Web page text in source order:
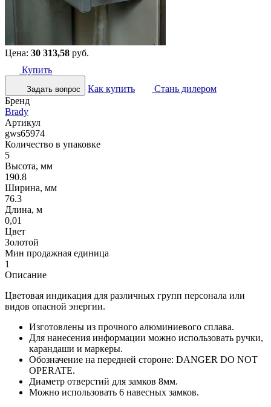
Цена: 30 313,58 руб.
Купить
Задать вопрос Как купить
Стань дилером
Бренд
Brady
Артикул
gws65974
Количество в упаковке
5
Высота, мм
190.8
Ширина, мм
76.3
Длина, м
0,01
Цвет
Золотой
Мин продажная единица
1
Описание
Цветовая индикация для различных групп персонала или
видов опасной энергии.
Изготовлены из прочного алюминиевого сплава.
Для нанесения информации можно использовать ручки,
карандаши и маркеры.
Обозначение на передней стороне: DANGER DO NOT
OPERATE.
Диаметр отверстий для замков 8мм.
Можно использовать 6 навесных замков.